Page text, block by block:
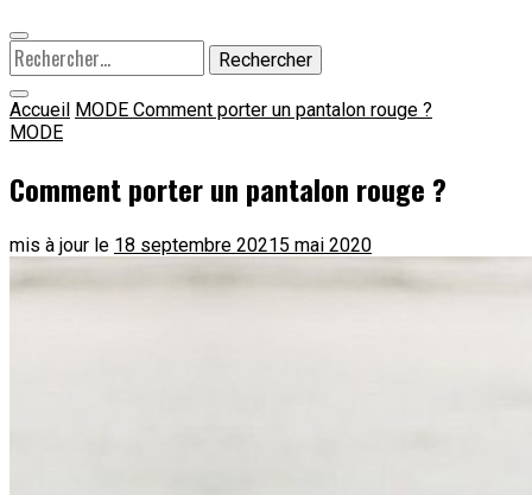
Rechercher :
Accueil MODE Comment porter un pantalon rouge ?
MODE
Comment porter un pantalon rouge ?
mis à jour le 18 septembre 20215 mai 2020